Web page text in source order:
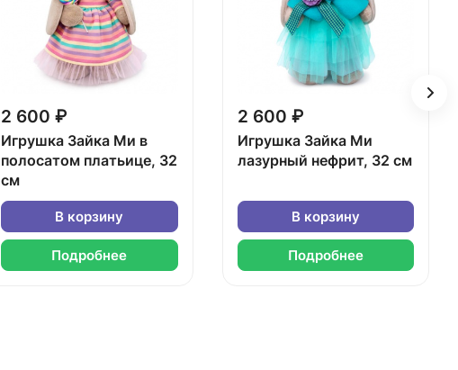
2 600 ₽
Игрушка Зайка Ми в
полосатом платьице, 32
см
В корзину
Подробнее
2 600 ₽
Игрушка Зайка Ми
лазурный нефрит, 32 см
В корзину
Подробнее